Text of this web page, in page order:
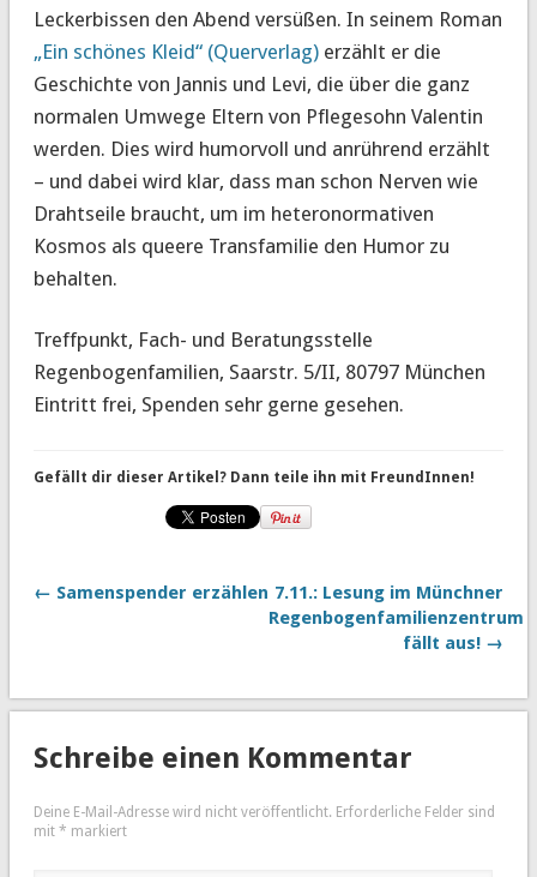
Leckerbissen den Abend versüßen. In seinem Roman
„Ein schönes Kleid“ (Querverlag)erzählt er die
Geschichte von Jannis und Levi, die über die ganz
normalen Umwege Eltern von Pflegesohn Valentin
werden. Dies wird humorvoll und anrührend erzählt
– und dabei wird klar, dass man schon Nerven wie
Drahtseile braucht, um im heteronormativen
Kosmos als queere Transfamilie den Humor zu
behalten.
Treffpunkt, Fach- und Beratungsstelle
Regenbogenfamilien, Saarstr. 5/II, 80797 München
Eintritt frei, Spenden sehr gerne gesehen.
Gefällt dir dieser Artikel? Dann teile ihn mit FreundInnen!
← Samenspender erzählen 7.11.: Lesung im Münchner
Regenbogenfamilienzentrum
fällt aus! →
Schreibe einen Kommentar
Deine E-Mail-Adresse wird nicht veröffentlicht. Erforderliche Felder sind
mit * markiert